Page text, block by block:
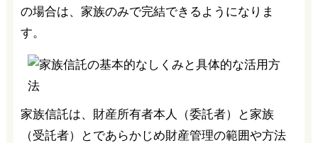
の場合は、家族のみで完結できるようになりま
す。
家族信託は、財産所有者本人（委託者）と家族
（受託者）とであらかじめ財産管理の範囲や方法